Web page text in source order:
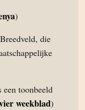
)
die
toonbeeld
weekblad)